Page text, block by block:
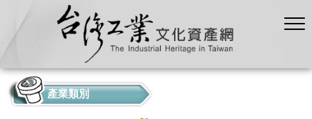
產業類別